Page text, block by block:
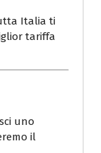
Italia ti
tariffa
uno
il